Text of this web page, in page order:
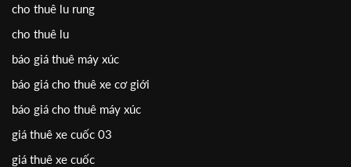
cho thuê lu rung
cho thuê lu
báo giá thuê máy xúc
báo giá cho thuê xe cơ giới
báo giá cho thuê máy xúc
giá thuê xe cuốc 03
giá thuê xe cuốc